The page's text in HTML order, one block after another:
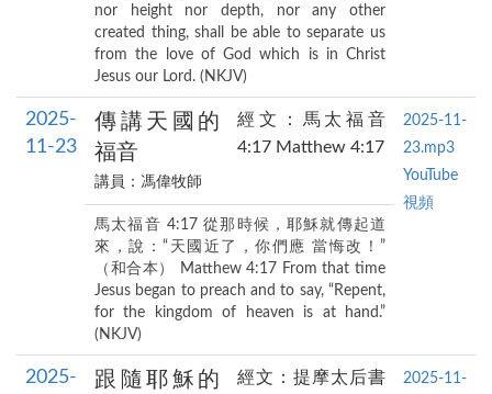
nor height nor depth, nor any other
created thing, shall be able to separate us
from the love of God which is in Christ
Jesus our Lord. (NKJV)
2025-
11-23
傳講天國的
福音
講員：馮偉牧師
經文：馬太福音
4:17 Matthew 4:17
2025-11-
23.mp3
YouTube
視頻
馬太福音 4:17 從那時候，耶穌就傳起道
來，說：“天國近了，你們應 當悔改！”
（和合本） Matthew 4:17 From that time
Jesus began to preach and to say, “Repent,
for the kingdom of heaven is at hand.”
(NKJV)
2025-
跟隨耶穌的
經文：提摩太后書
2025-11-